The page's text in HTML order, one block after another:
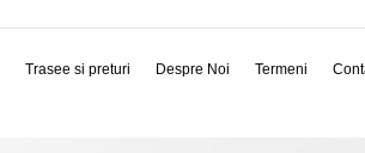
Trasee si preturi Despre Noi Termeni